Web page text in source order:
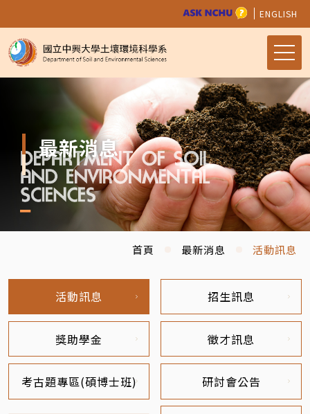
ENGLISH
最新消息
首頁 最新消息 活動訊息
活動訊息 招生訊息
獎助學金 徵才訊息
考古題專區(碩博士班) 研討會公告